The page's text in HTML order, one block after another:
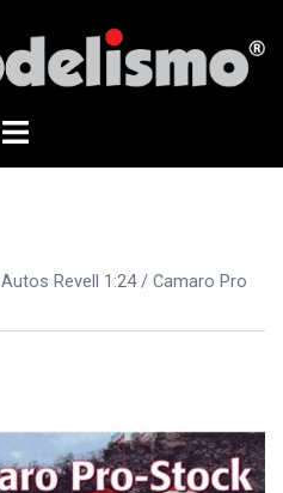
Alternar
Autos Revell 1:24/ Camaro Pro